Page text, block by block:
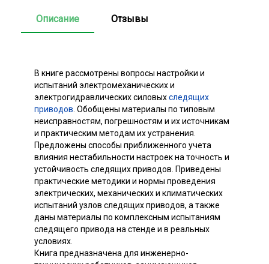
Описание Отзывы
В книге рассмотрены вопросы настройки и
испытаний электромеханических и
электрогидравлических силовыхследящих
приводов . Обобщены материалы по типовым
неисправностям, погрешностям и их источникам
и практическим методам их устранения.
Предложены способы приближенного учета
влияния нестабильности настроек на точность и
устойчивость следящих приводов. Приведены
практические методики и нормы проведения
электрических, механических и климатических
испытаний узлов следящих приводов, а также
даны материалы по комплексным испытаниям
следящего привода на стенде и в реальных
условиях.
Книга предназначена для инженерно-